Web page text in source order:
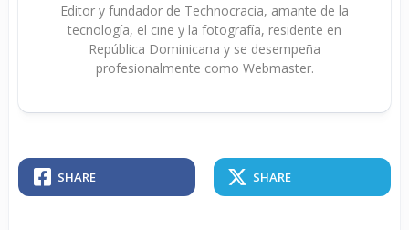
Editor y fundador de Technocracia, amante de la
tecnología, el cine y la fotografía, residente en
República Dominicana y se desempeña
profesionalmente como Webmaster.
SHARE SHARE